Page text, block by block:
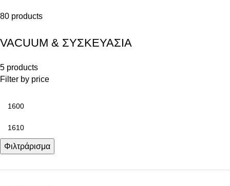
80 products
VACUUM & ΣΥΣΚΕΥΑΣΙΑ
5 products
Filter by price
Φιλτράρισμα